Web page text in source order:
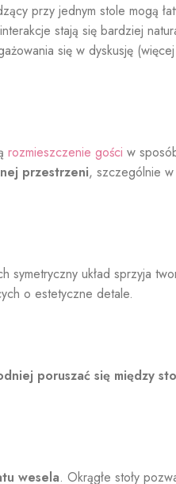
przy jednym stole mogą
stają się bardziej
się w dyskusję
rozmieszczenie gości w
przestrzeni, szczególnie
symetryczny układ sprzyja
o estetyczne detale.
poruszać się między
wesela. Okrągłe stoły